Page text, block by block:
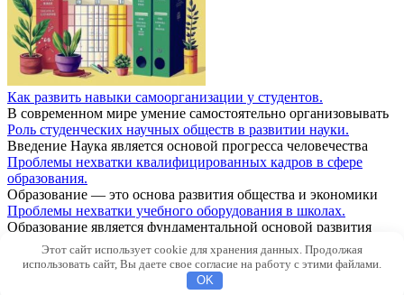
Как развить навыки самоорганизации у студентов.
В современном мире умение самостоятельно организовывать
Роль студенческих научных обществ в развитии науки.
Введение Наука является основой прогресса человечества
Проблемы нехватки квалифицированных кадров в сфере
образования.
Образование — это основа развития общества и экономики
Проблемы нехватки учебного оборудования в школах.
Образование является фундаментальной основой развития
Проблемы низкой заработной платы учителей.
Образование является фундаментом развития любой страны
Этот сайт использует cookie для хранения данных. Продолжая
использовать сайт, Вы даете свое согласие на работу с этими файлами.
OK